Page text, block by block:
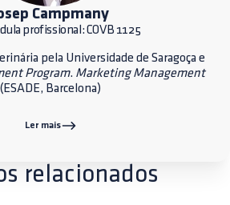
Campmany
profissional: COVB 1125
pela Universidade de Saragoça e
Program. Marketing Management
(ESADE, Barcelona)
Ler mais
relacionados